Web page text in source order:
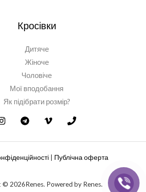
Кросівки
Дитяче
Жіноче
Чоловіче
Мої вподобання
Як підібрати розмір?
Публічна оферта
2026Renes. Powered by Renes.